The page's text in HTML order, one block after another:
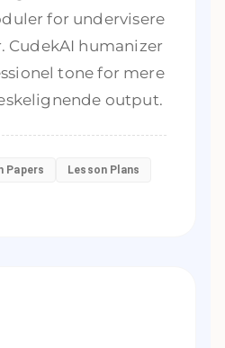
for undervisere
CudekAI humanizer
tone for mere
output.
Papers
Lesson Plans